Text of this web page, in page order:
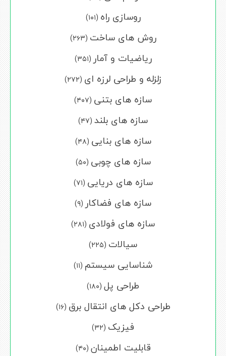
روسازی راه (۱۰۱)
روش های ساخت (۲۶۳)
ریاضیات و آمار (۳۵۱)
زلزله و طراحی لرزه ای (۲۷۲)
سازه های بتنی (۴۰۷)
سازه های بلند (۴۷)
سازه های بنایی (۴۸)
سازه های چوبی (۵۰)
سازه های دریایی (۷۱)
سازه های فضاکار (۹)
سازه های فولادی (۲۸۱)
سیالات (۲۲۵)
شناسایی سیستم (۱۱)
طراحی پل (۱۸۰)
طراحی دکل های انتقال برق (۱۶)
فیزیک (۳۲)
قابلیت اطمینان (۴۰)